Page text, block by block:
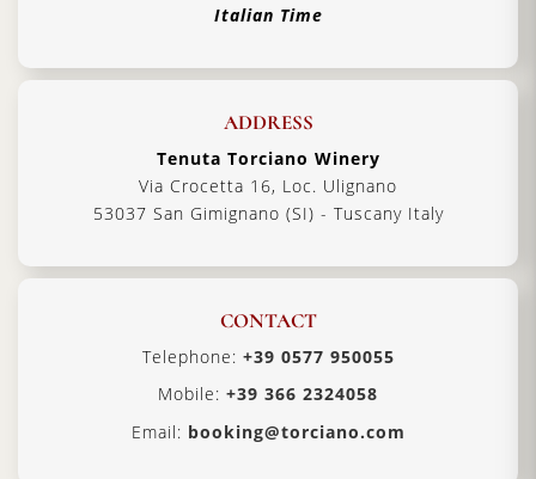
Italian Time
ADDRESS
Tenuta Torciano Winery
Via Crocetta 16, Loc. Ulignano
53037 San Gimignano (SI) - Tuscany Italy
CONTACT
Telephone: +39 0577 950055
Mobile: +39 366 2324058
Email: booking@torciano.com